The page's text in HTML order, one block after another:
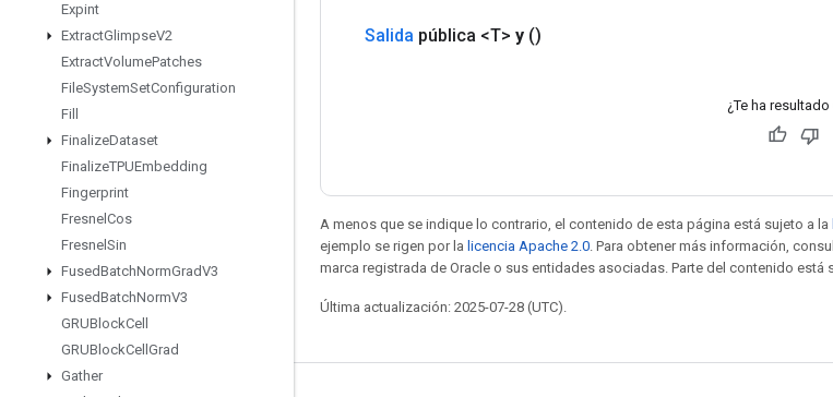
Expint
ExtractGlimpseV2
ExtractVolumePatches
FileSystemSetConfiguration
Fill
FinalizeDataset
FinalizeTPUEmbedding
Fingerprint
Fresnel Cos
Fresnel Sin
FusedBatchNormGradV3
FusedBatchNormV3
GRUBlockCell
GRUBlockCell Grad
Gather
Salida pública <T> y ()
¿Te ha resultado
A menos que se indique lo contrario, el contenido de esta página está sujeto a la
ejemplo se rigen por la licencia Apache 2.0 . Para obtener más información,
marca registrada de Oracle o sus entidades asociadas. Parte del contenido está
Última actualización: 2025-07-28 (UTC).